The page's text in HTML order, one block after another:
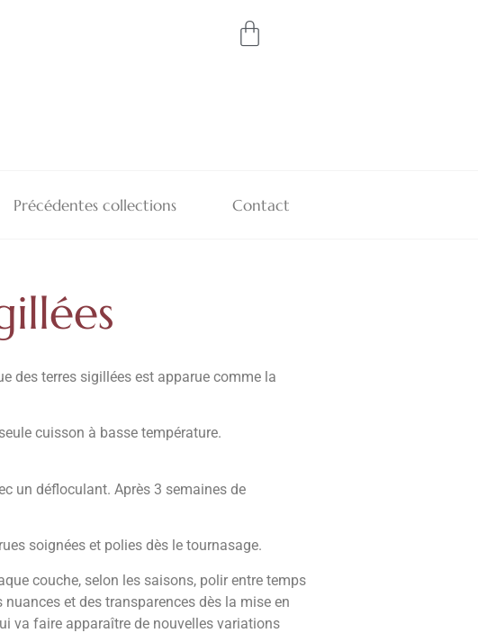
Précédentes collections Contact
des terres sigillées est apparue comme la
cuisson à basse température.
un défloculant. Après 3 semaines de
soignées et polies dès le tournasage.
couche, selon les saisons, polir entre temps
et des transparences dès la mise en
va faire apparaître de nouvelles variations